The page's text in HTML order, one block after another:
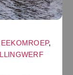
,